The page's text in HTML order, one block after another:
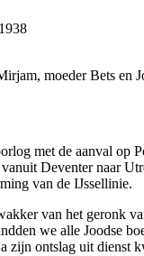
moeder Bets en
met de aanval
Deventer naar
van de IJssellinie.
van het geronk
we alle Joodse
zijn ontslag uit dienst